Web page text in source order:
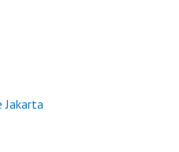
Jakarta